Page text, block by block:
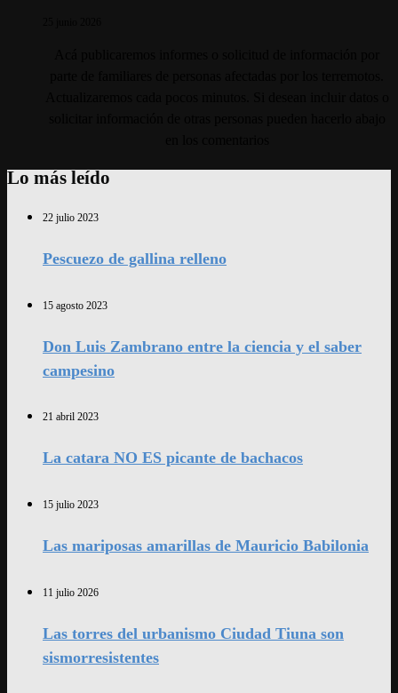
Lo más leído
22 julio 2023
Pescuezo de gallina relleno
15 agosto 2023
Don Luis Zambrano entre la ciencia y el saber
campesino
21 abril 2023
La catara NO ES picante de bachacos
15 julio 2023
Las mariposas amarillas de Mauricio Babilonia
11 julio 2026
Las torres del urbanismo Ciudad Tiuna son
sismorresistentes